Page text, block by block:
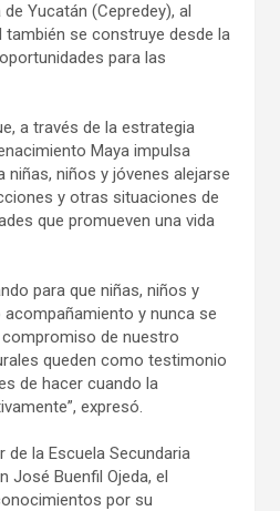
Yucatán (Cepredey), al
también se construye desde la
para las
a través de la estrategia
Maya impulsa
niñas, niños y jóvenes alejarse
y otras situaciones de
que promueven una vida
para que niñas, niños y
y nunca se
de nuestro
queden como testimonio
de hacer cuando la
expresó.
de la Escuela Secundaria
José Buenfil Ojeda, el
por su